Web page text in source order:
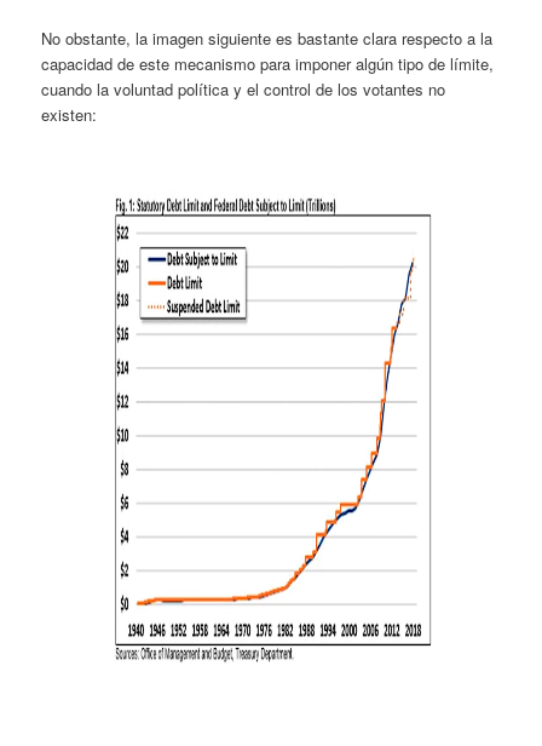
No obstante, la imagen siguiente es bastante clara respecto a la
capacidad de este mecanismo para imponer algún tipo de límite,
cuando la voluntad política y el control de los votantes no
existen: